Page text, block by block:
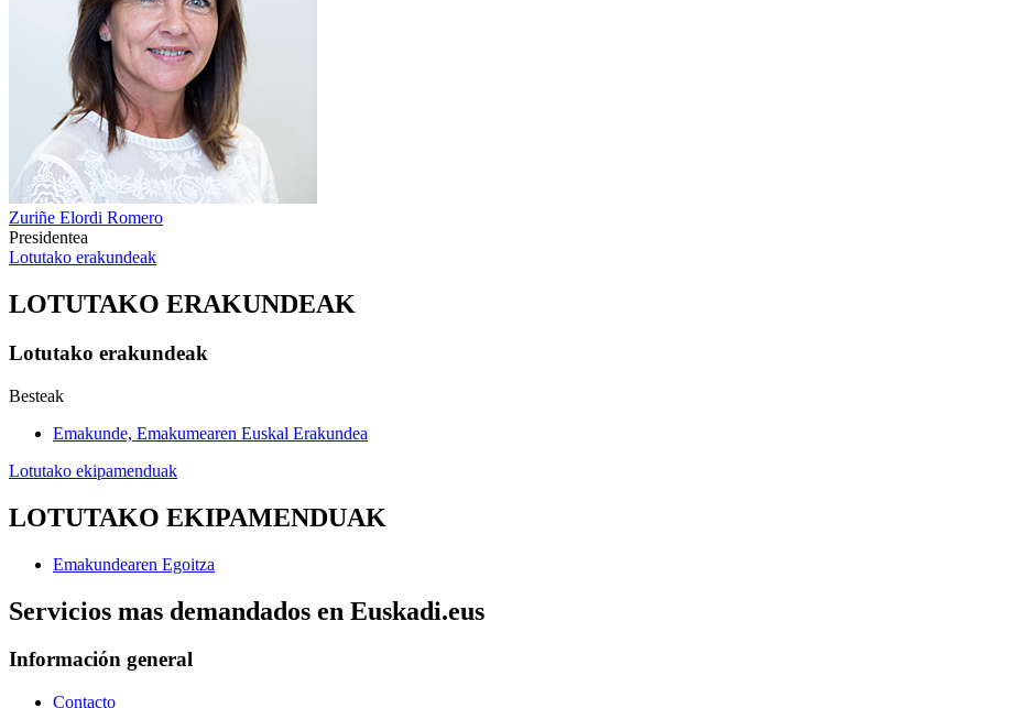
Zuriñe Elordi Romero
Presidentea
Lotutako erakundeak
LOTUTAKO ERAKUNDEAK
Lotutako erakundeak
Besteak
Emakunde, Emakumearen Euskal Erakundea
Lotutako ekipamenduak
LOTUTAKO EKIPAMENDUAK
Emakundearen Egoitza
Servicios mas demandados en Euskadi.eus
Información general
Contacto